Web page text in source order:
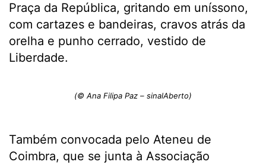
Praça da República, gritando em uníssono,
com cartazes e bandeiras, cravos atrás da
orelha e punho cerrado, vestido de
Liberdade.
(© Ana Filipa Paz – sinalAberto)
Também convocada pelo Ateneu de
Coimbra, que se junta à Associação